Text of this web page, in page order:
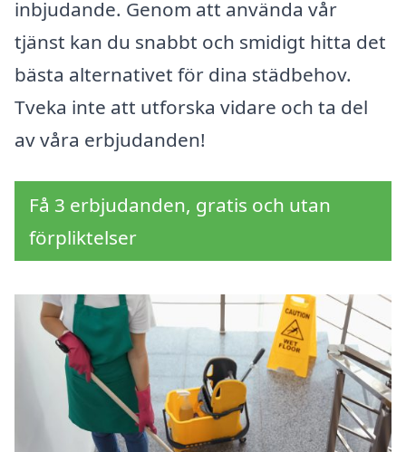
inbjudande. Genom att använda vår
tjänst kan du snabbt och smidigt hitta det
bästa alternativet för dina städbehov.
Tveka inte att utforska vidare och ta del
av våra erbjudanden!
Få 3 erbjudanden, gratis och utan
förpliktelser